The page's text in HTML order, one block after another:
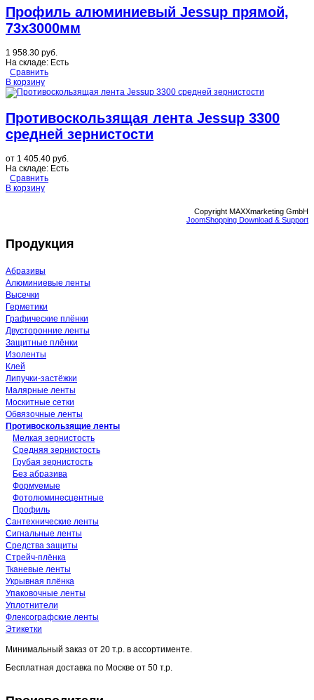
Профиль алюминиевый Jessup прямой,
73х3000мм
1 958.30 руб.
На складе: Есть
Сравнить
В корзину
Противоскользящая лента Jessup 3300
средней зернистости
от 1 405.40 руб.
На складе: Есть
Сравнить
В корзину
Copyright MAXXmarketing GmbH
JoomShopping Download & Support
Продукция
Абразивы
Алюминиевые ленты
Высечки
Герметики
Графические плёнки
Двусторонние ленты
Защитные плёнки
Изоленты
Клей
Липучки-застёжки
Малярные ленты
Москитные сетки
Обвязочные ленты
Противоскользящие ленты
Мелкая зернистость
Средняя зернистость
Грубая зернистость
Без абразива
Формуемые
Фотолюминесцентные
Профиль
Сантехнические ленты
Сигнальные ленты
Средства защиты
Стрейч-плёнка
Тканевые ленты
Укрывная плёнка
Упаковочные ленты
Уплотнители
Флексографские ленты
Этикетки
Минимальный заказ от 20 т.р. в ассортименте.
Бесплатная доставка по Москве от 50 т.р.